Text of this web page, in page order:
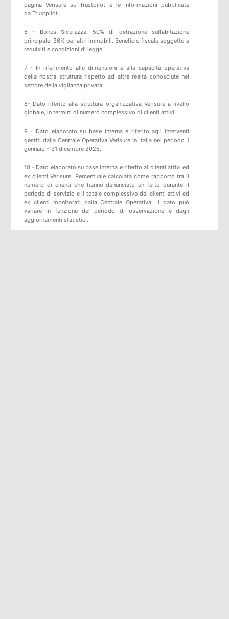
paginaVerisure suTrustpilot e le informazioni pubblicate
da Trustpilot.
6 - Bonus Sicurezza: 50% di detrazione sull’abitazione
principale; 36% per altri immobili. Beneficio fiscale soggetto a
requisiti e condizioni di legge.
7 - In riferimento alle dimensioni e alla capacità operativa
della nostra struttura rispetto ad altre realtà conosciute nel
settore della vigilanza privata.
8- Dato riferito alla struttura organizzativa Verisure a livello
globale, in termini di numero complessivo di clienti attivi.
9 - Dato elaborato su base interna e riferito agli interventi
gestiti dalla Centrale Operativa Verisure in Italia nel periodo 1
gennaio – 31 dicembre 2025.
10 - Dato elaborato su base interna e riferito ai clienti attivi ed
ex clienti Verisure. Percentuale calcolata come rapporto tra il
numero di clienti che hanno denunciato un furto durante il
periodo di servizio e il totale complessivo dei clienti attivi ed
ex clienti monitorati dalla Centrale Operativa. Il dato può
variare in funzione del periodo di osservazione e degli
aggiornamenti statistici.